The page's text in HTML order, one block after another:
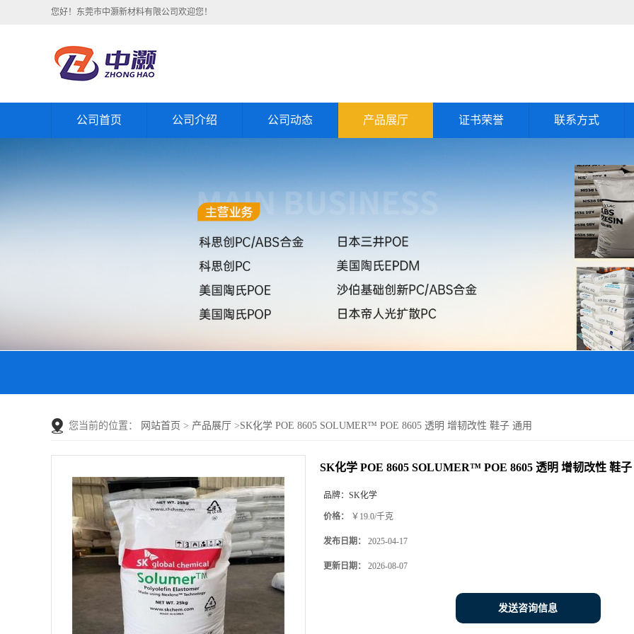
您好！东莞市中灏新材料有限公司欢迎您！
公司首页 公司介绍 公司动态 产品展厅 证书荣誉 联系方式
您当前的位置： 网站首页 > 产品展厅 >SK化学 POE 8605 SOLUMER™ POE 8605 透明 增韧改性 鞋子 通用
SK化学 POE 8605 SOLUMER™ POE 8605 透明 增韧改性 鞋
品牌： SK化学
价格： ￥19.0/千克
发布日期： 2025-04-17
更新日期： 2026-08-07
发送咨询信息